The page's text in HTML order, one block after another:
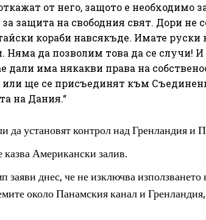
от него, защото е необходимо
защита на свободния свят. Дори не
кораби навсякъде. Имате руски
да позволим това да се случи!
дали има някакви права на
или ще се присъединят към
на Дания.“
да установят контрол над Гренландия и
Американски залив.
днес, че не изключва използването
около Панамския канал и